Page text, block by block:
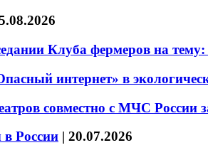
Клуба фермеров на
интернет» в
совместно с МЧС России
России | 20.07.2026